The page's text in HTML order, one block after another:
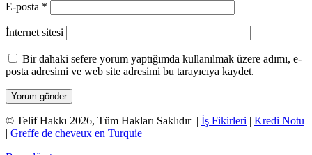
E-posta *
İnternet sitesi
Bir dahaki sefere yorum yaptığımda kullanılmak üzere adımı, e-
posta adresimi ve web site adresimi bu tarayıcıya kaydet.
© Telif Hakkı 2026, Tüm Hakları Saklıdır | İş Fikirleri | Kredi Notu
| Greffe de cheveux en Turquie